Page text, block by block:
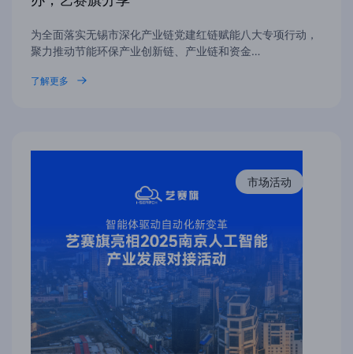
为全面落实无锡市深化产业链党建红链赋能八大专项行动，
聚力推动节能环保产业创新链、产业链和资金…
了解更多
市场活动